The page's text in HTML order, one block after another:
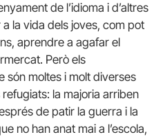
de l’idioma i d’altres
la vida dels joves, com pot
aprendre a agafar el
Però els
són moltes i molt diverses
la majoria arriben
de patir la guerra i la
no han anat mai a l’escola,